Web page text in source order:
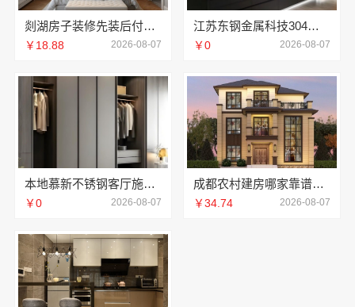
剡湖房子装修先装后付，浙江宜美嘉透明消费零压力
￥18.88 2026-08-07
江苏东钢金属科技304不锈钢家具厂家全国地址
￥0 2026-08-07
本地慕新不锈钢客厅施工方案全流程
￥0 2026-08-07
成都农村建房哪家靠谱？中蓝建投四川专业省心
￥34.74 2026-08-07